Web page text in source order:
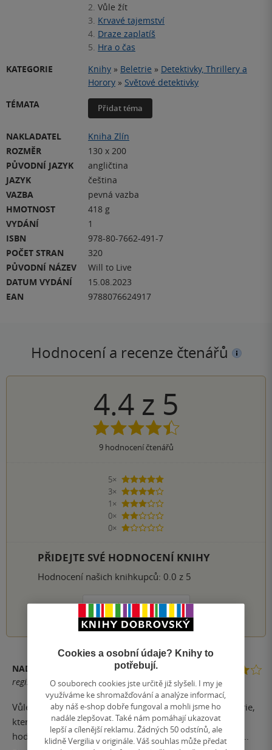
2. Vůle žít
3. Krvavé tajemství
4. Draze zaplatíš
5. Hra o čas
KATEGORIE
Knihy » Beletrie » Detektivky, Thrillery a
Horory » Světové detektivky
TÉMATA
Přidat téma
NAKLADATEL
Kniha Zlín
ROZMĚR
130 x 200
PŮVODNÍ JAZYK
angličtina
JAZYK
čeština
VAZBA
pevná vazba
HMOTNOST
418 g
VYDÁNÍ
1
ISBN
978-80-7662-491-7
POČET STRAN
320
PŮVODNÍ NÁZEV
Will to Live
DATUM VYDÁNÍ
15.08.2023
EAN
9788076624917
Hodnocení a recenze čtenářů
4.4 z 5
9hodnocení čtenářů
5×
5 hvězdiček
3×
4 hvězdičky
1×
3 hvězdičky
0×
2 hvězdičky
0×
1 hvezdička
PŘIDEJTE SVÉ HODNOCENÍ KNIHY
Hodnocení našich knihkupců: 0.0 z 5
NADĚŽDA BAJTEK ZASADILOVÁ
registrovaný uživatel
Vůle žít - jedná se o 2. díl velmi populární zahraniční série,
která má na goodreads luxusní 4 a více hvězdičkové
hodnocení. Po dočtení jsem chtěla další díl, tak jsem se
Cookies a osobní údaje? Knihy to
potřebují.
O souborech cookies jste určitě již slyšeli. I my je
využíváme ke shromažďování a analýze informací,
aby náš e-shop dobře fungoval a mohli jsme ho
nadále zlepšovat. Také nám pomáhají ukazovat
lepší a cílenější reklamu. Žádných 50 odstínů, ale
klidně Vergilia v originále. Váš souhlas může předat